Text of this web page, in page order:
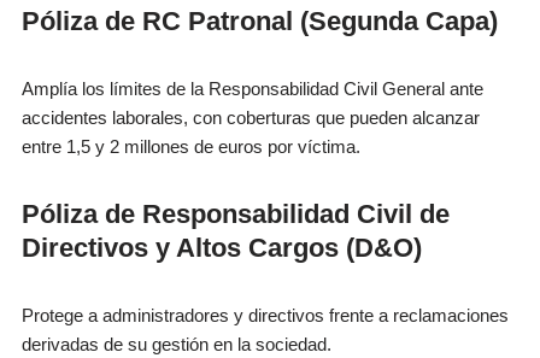
Póliza de RC Patronal (Segunda Capa)
Amplía los límites de la Responsabilidad Civil General ante
accidentes laborales, con coberturas que pueden alcanzar
entre 1,5 y 2 millones de euros por víctima.
Póliza de Responsabilidad Civil de
Directivosy Altos Cargos (D&O)
Protege a administradores y directivos frente a reclamaciones
derivadas de su gestión en la sociedad.